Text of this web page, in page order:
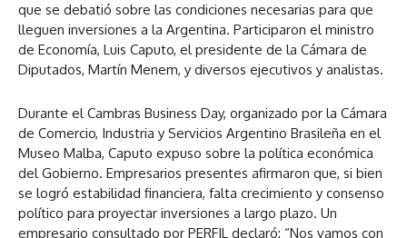
que se debatió sobre las condiciones necesarias para que
lleguen inversiones a la Argentina. Participaron el ministro
de Economía, Luis Caputo, el presidente de la Cámara de
Diputados, Martín Menem, y diversos ejecutivos y analistas.
Durante el Cambras Business Day, organizado por la Cámara
de Comercio, Industria y Servicios Argentino Brasileña en el
Museo Malba, Caputo expuso sobre la política económica
del Gobierno. Empresarios presentes afirmaron que, si bien
se logró estabilidad financiera, falta crecimiento y consenso
político para proyectar inversiones a largo plazo. Un
empresario consultado por PERFIL declaró: “Nos vamos con